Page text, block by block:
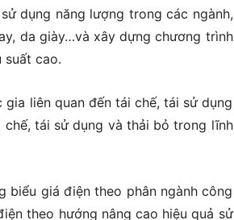
dụng năng lượng trong các ngành,
da giày…và xây dựng chương trình
suất cao.
liên quan đến tái chế, tái sử dụng
tái sử dụng và thải bỏ trong lĩnh
biểu giá điện theo phân ngành công
theo hướng nâng cao hiệu quả sử